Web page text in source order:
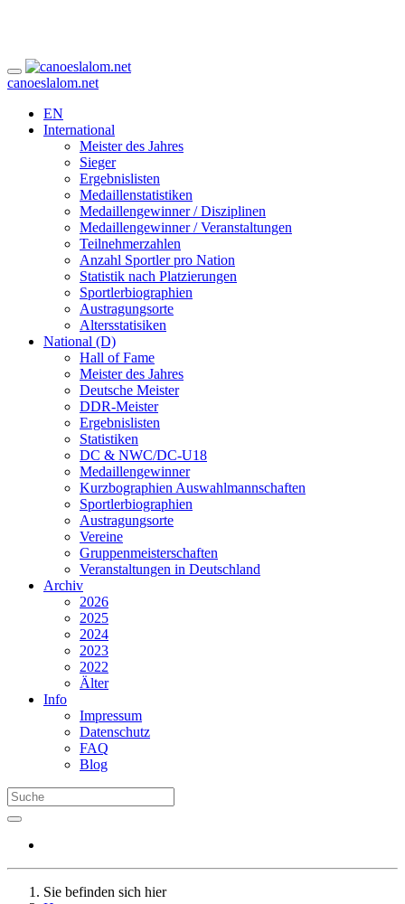
canoeslalom.net
EN
International
Meister des Jahres
Sieger
Ergebnislisten
Medaillenstatistiken
Medaillengewinner / Disziplinen
Medaillengewinner / Veranstaltungen
Teilnehmerzahlen
Anzahl Sportler pro Nation
Statistik nach Platzierungen
Sportlerbiographien
Austragungsorte
Altersstatisiken
National (D)
Hall of Fame
Meister des Jahres
Deutsche Meister
DDR-Meister
Ergebnislisten
Statistiken
DC & NWC/DC-U18
Medaillengewinner
Kurzbographien Auswahlmannschaften
Sportlerbiographien
Austragungsorte
Vereine
Gruppenmeisterschaften
Veranstaltungen in Deutschland
Archiv
2026
2025
2024
2023
2022
Älter
Info
Impressum
Datenschutz
FAQ
Blog
Sie befinden sich hier